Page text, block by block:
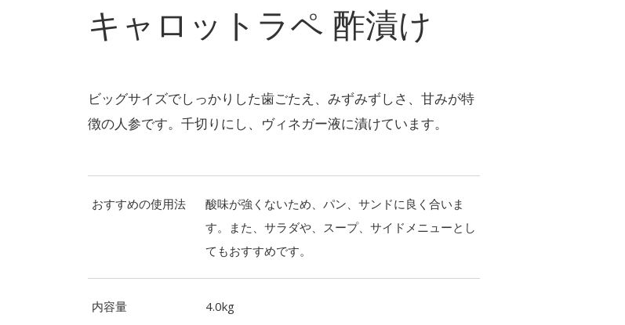
キャロットラペ 酢漬け
ビッグサイズでしっかりした歯ごたえ、みずみずしさ、甘みが特
徴の人参です。千切りにし、ヴィネガー液に漬けています。
おすすめの使用法
酸味が強くないため、パン、サンドに良く合いま
す。また、サラダや、スープ、サイドメニューとし
てもおすすめです。
内容量 4.0kg